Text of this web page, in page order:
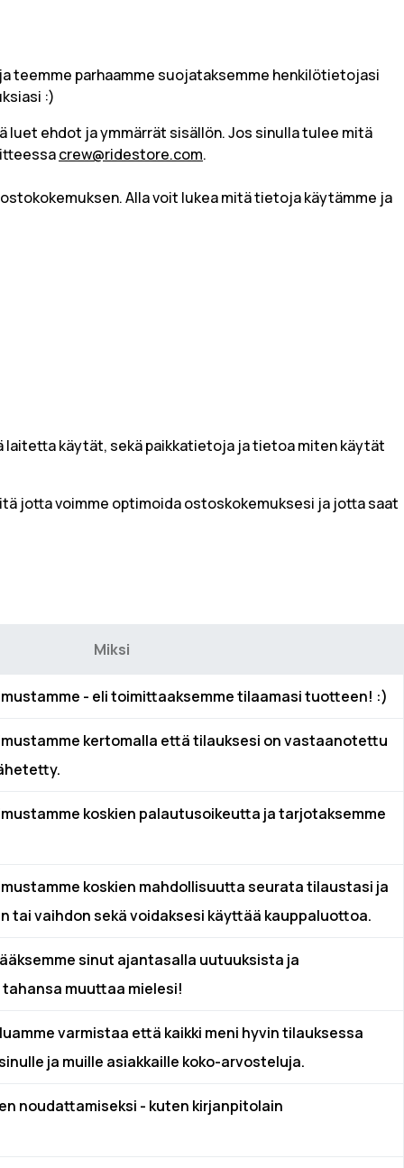
teemme parhaamme suojataksemme henkilötietojasi
:)
ehdot ja ymmärrät sisällön. Jos sinulla tulee mitä
crew@ridestore.com.
Alla voit lukea mitä tietoja käytämme ja
käytät, sekä paikkatietoja ja tietoa miten käytät
jotta voimme optimoida ostoskokemuksesi ja jotta saat
Miksi
- eli toimittaaksemme tilaamasi tuotteen! :)
kertomalla että tilauksesi on vastaanotettu
koskien palautusoikeutta ja tarjotaksemme
koskien mahdollisuutta seurata tilaustasi ja
tai vaihdon sekä voidaksesi käyttää kauppaluottoa.
sinut ajantasalla uutuuksista ja
muuttaa mielesi!
varmistaa että kaikki meni hyvin tilauksessa
ja muille asiakkaille koko-arvosteluja.
noudattamiseksi - kuten kirjanpitolain